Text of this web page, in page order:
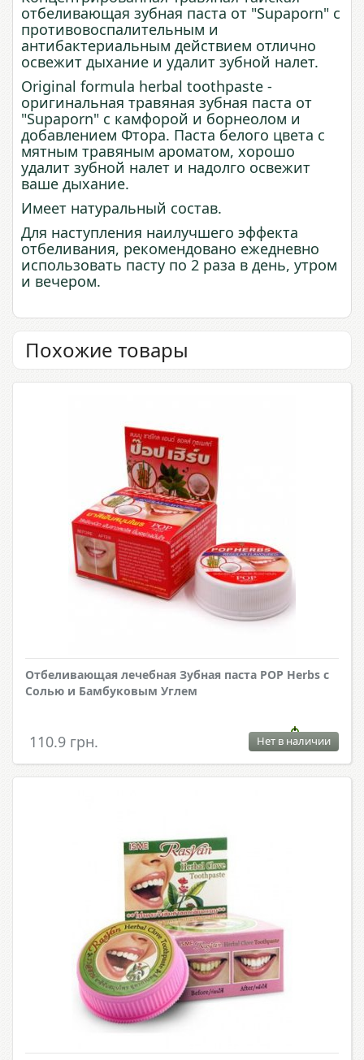
отбеливающая зубная паста от "Supaporn" с
противовоспалительным и
антибактериальным действием отлично
освежит дыхание и удалит зубной налет.
Original formula herbal toothpaste -
оригинальная травяная зубная паста от
"Supaporn" c камфорой и борнеолом и
добавлением Фтора. Паста белого цвета с
мятным травяным ароматом, хорошо
удалит зубной налет и надолго освежит
ваше дыхание.
Имеет натуральный состав.
Для наступления наилучшего эффекта
отбеливания, рекомендовано ежедневно
использовать пасту по 2 раза в день, утром
и вечером.
Похожие товары
Отбеливающая лечебная Зубная паста POP Herbs с
Солью и Бамбуковым Углем
110.9 грн. Нет в наличии